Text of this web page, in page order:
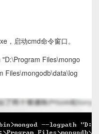
，启动cmd命令窗口。
Files\mongo
Files\mongodb\data\log